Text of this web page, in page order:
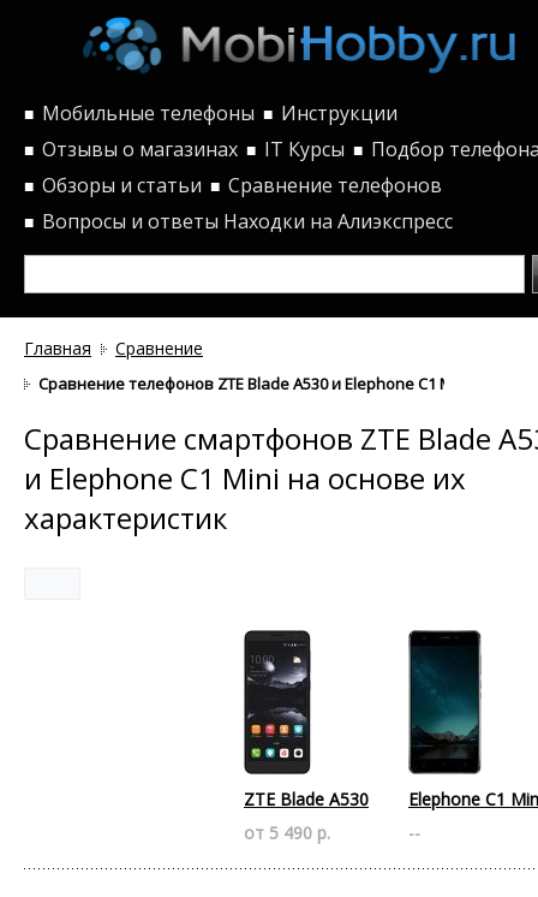
■ Мобильные телефоны ■ Инструкции
■ Отзывы о магазинах ■ IT Курсы ■ Подбор
■ Обзоры и статьи ■ Сравнение телефонов
■ Вопросы и ответы Находки на Алиэкспресс
Главная Сравнение
Сравнение телефонов ZTE Blade A530 и Elephone C1 Mini по
Сравнение смартфонов ZTE Blade
и Elephone C1 Mini на основе их
характеристик
ZTE Blade A530
от 5 490 р.
Elephone C1
--